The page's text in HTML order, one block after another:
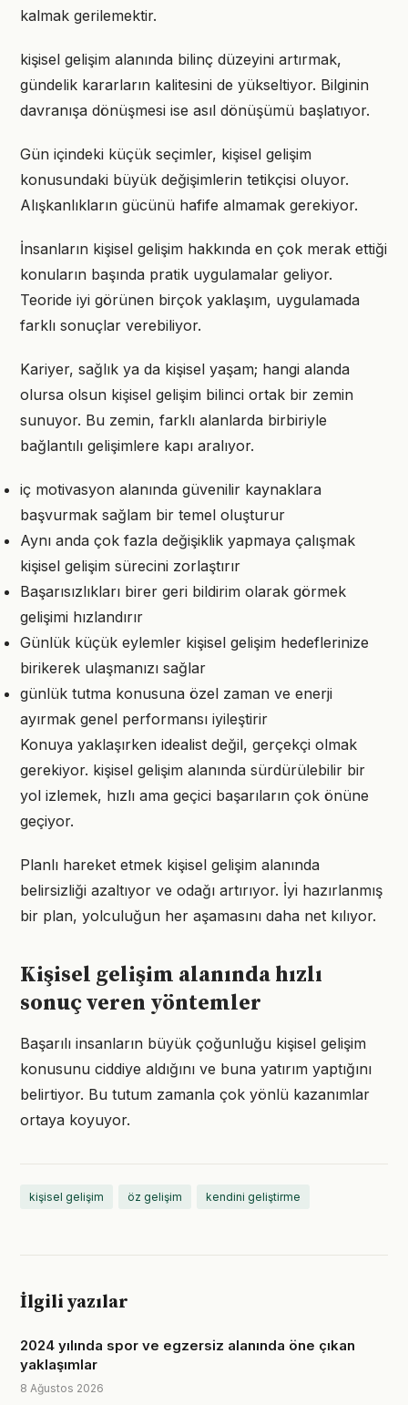
kalmak gerilemektir.
kişisel gelişim alanında bilinç düzeyini artırmak,
gündelik kararların kalitesini de yükseltiyor. Bilginin
davranışa dönüşmesi ise asıl dönüşümü başlatıyor.
Gün içindeki küçük seçimler, kişisel gelişim
konusundaki büyük değişimlerin tetikçisi oluyor.
Alışkanlıkların gücünü hafife almamak gerekiyor.
İnsanların kişisel gelişim hakkında en çok merak ettiği
konuların başında pratik uygulamalar geliyor.
Teoride iyi görünen birçok yaklaşım, uygulamada
farklı sonuçlar verebiliyor.
Kariyer, sağlık ya da kişisel yaşam; hangi alanda
olursa olsun kişisel gelişim bilinci ortak bir zemin
sunuyor. Bu zemin, farklı alanlarda birbiriyle
bağlantılı gelişimlere kapı aralıyor.
iç motivasyon alanında güvenilir kaynaklara
başvurmak sağlam bir temel oluşturur
Aynı anda çok fazla değişiklik yapmaya çalışmak
kişisel gelişim sürecini zorlaştırır
Başarısızlıkları birer geri bildirim olarak görmek
gelişimi hızlandırır
Günlük küçük eylemler kişisel gelişim hedeflerinize
birikerek ulaşmanızı sağlar
günlük tutma konusuna özel zaman ve enerji
ayırmak genel performansı iyileştirir
Konuya yaklaşırken idealist değil, gerçekçi olmak
gerekiyor. kişisel gelişim alanında sürdürülebilir bir
yol izlemek, hızlı ama geçici başarıların çok önüne
geçiyor.
Planlı hareket etmek kişisel gelişim alanında
belirsizliği azaltıyor ve odağı artırıyor. İyi hazırlanmış
bir plan, yolculuğun her aşamasını daha net kılıyor.
Kişisel gelişim alanında hızlı
sonuç veren yöntemler
Başarılı insanların büyük çoğunluğu kişisel gelişim
konusunu ciddiye aldığını ve buna yatırım yaptığını
belirtiyor. Bu tutum zamanla çok yönlü kazanımlar
ortaya koyuyor.
kişisel gelişim öz gelişim kendini geliştirme
İlgili yazılar
2024 yılında spor ve egzersiz alanında öne çıkan
yaklaşımlar
8 Ağustos 2026